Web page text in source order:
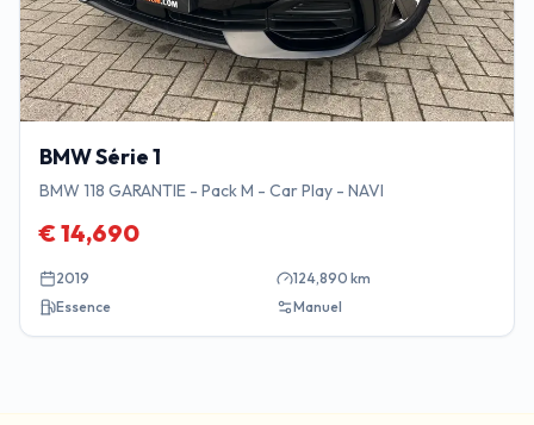
BMWSérie 1
BMW 118 GARANTIE - Pack M - Car Play - NAVI
€14,690
2019 124,890 km
Essence
Manuel